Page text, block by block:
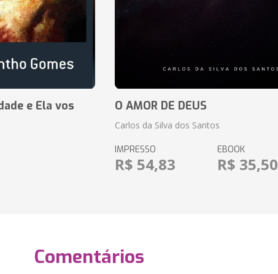
e Ela vos
O AMOR DE DEUS
Carlos da Silva dos Santos
IMPRESSO
R$ 54,83
EBOOK
R$ 35,50
Comentários